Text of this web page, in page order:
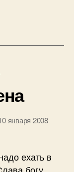
января 2008
ехать в